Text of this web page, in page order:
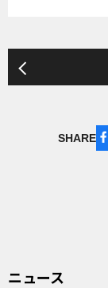
SHARE
ニュース